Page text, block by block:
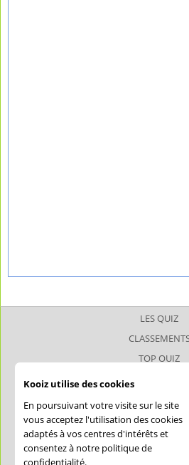
LES QUIZ
TOP QUIZ
JOKERQUIZ
AIDE
Kooiz utilise des cookies
En poursuivant votre visite sur le site
vous acceptez l'utilisation des cookies
adaptés à vos centres d'intérêts et
consentez à notre politique de
confidentialité.